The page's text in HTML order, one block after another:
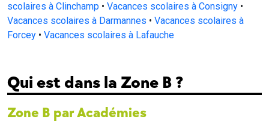
scolaires à Clinchamp • Vacances scolaires à Consigny •
Vacances scolaires à Darmannes • Vacances scolaires à
Forcey • Vacances scolaires à Lafauche
Qui est dans la Zone B ?
Zone B par Académies